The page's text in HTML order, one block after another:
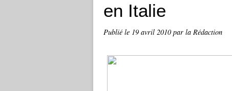
en Italie
Publié le 19 avril 2010par la Rédaction